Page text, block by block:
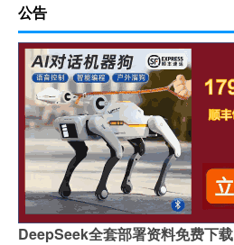
公告
DeepSeek全套部署资料免费下载